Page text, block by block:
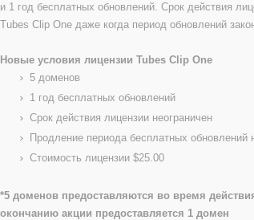
и 1 год бесплатных обновлений. Срок действия
Tubes Clip One даже когда период обновлений
Новые условия лицензии Tubes Clip One
5 доменов
1 год бесплатных обновлений
Срок действия лицензии неограничен
Продление периода бесплатных обновлений
Стоимость лицензии $25.00
*5 доменов предоставляются во время
окончанию акции предоставляется 1 домен